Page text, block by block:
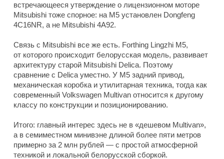
встречающееся утверждение о лицензионном моторе
Mitsubishi тоже спорное: на M5 установлен Dongfeng
4C16NR, а не Mitsubishi 4A92.
Связь с Mitsubishi все же есть. Forthing Lingzhi M5,
от которого происходит белорусская модель, развивает
архитектуру старой Mitsubishi Delica. Поэтому
сравнение с Delica уместно. У M5 задний привод,
механическая коробка и утилитарная техника, тогда как
современный Volkswagen Multivan относится к другому
классу по конструкции и позиционированию.
Итого: главный интерес здесь не в «дешевом Multivan»,
а в семиместном минивэне длиной более пяти метров
примерно за 2 млн рублей — с простой атмосферной
техникой и локальной белорусской сборкой.